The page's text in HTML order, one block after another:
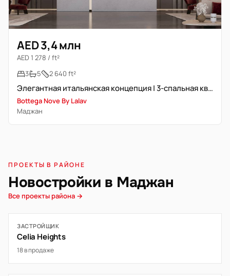
AED 3,4 млн
AED 1 278 / ft²
3
5 2 640 ft²
Элегантная итальянская концепция | 3-спальная квартира
Bottega Nove By Lalav
Маджан
ПРОЕКТЫ В РАЙОНЕ
Новостройки в Маджан
Все проекты района →
ЗАСТРОЙЩИК
Celia Heights
18 в продаже